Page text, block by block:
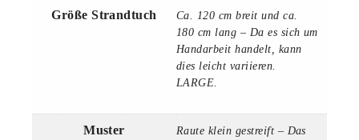
Größe Strandtuch
Ca. 120 cm breit und ca.
180 cm lang – Da es sich um
Handarbeit handelt, kann
dies leicht variieren.
LARGE.
Muster
Raute klein gestreift – Das